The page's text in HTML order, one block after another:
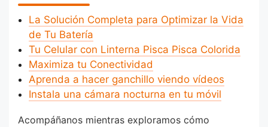
La Solución Completa para Optimizar la Vida
de Tu Batería
Tu Celular con Linterna Pisca Pisca Colorida
Maximiza tu Conectividad
Aprenda a hacer ganchillo viendo vídeos
Instala una cámara nocturna en tu móvil
Acompáñanos mientras exploramos cómo